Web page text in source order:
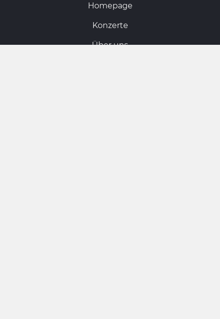
Homepage
Konzerte
Über uns